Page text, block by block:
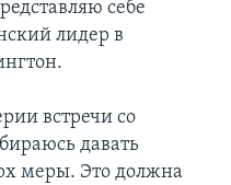
себе
лидер в
встречи со
давать
меры. Это должна